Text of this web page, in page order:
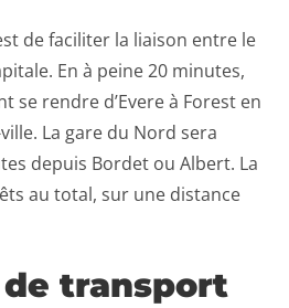
de faciliter la liaison entre le
En à peine 20 minutes,
se rendre d’Evere à Forest en
La gare du Nord sera
depuis Bordet ou Albert. La
au total, sur une distance
transport